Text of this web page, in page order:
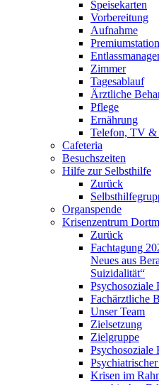
Speisekarten
Vorbereitung
Aufnahme
Premiumstation
Zimmer
Tagesablauf
Ärztliche
Pflege
Ernährung
Telefon, TV &
Cafeteria
Besuchszeiten
Hilfe zur Selbsthilfe
Zurück
Organspende
Krisenzentrum
Zurück
Fachtagung
Neues aus
Suizidalität“
Psychosoziale
Fachärztliche
Unser Team
Zielsetzung
Zielgruppe
Psychosoziale
Krisen im